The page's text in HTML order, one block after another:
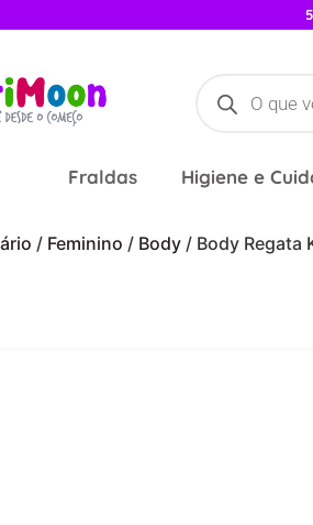
Fraldas Higiene e
/ Feminino / Body / Body Regata